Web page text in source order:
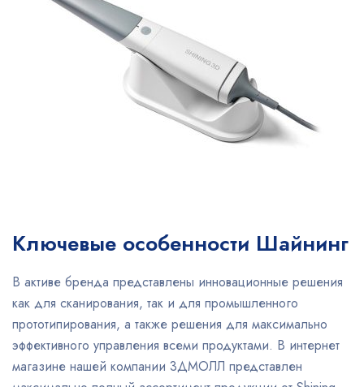
Ключевые особенности Шайнинг
В активе бренда представлены инновационные решения
как для сканирования, так и для промышленного
прототипирования, а также решения для максимально
эффективного управления всеми продуктами. В интернет
магазине нашей компании 3ДМОЛЛ представлен